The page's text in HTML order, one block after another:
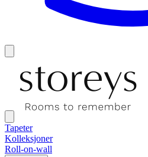
Tapeter
Kolleksjoner
Roll-on-wall